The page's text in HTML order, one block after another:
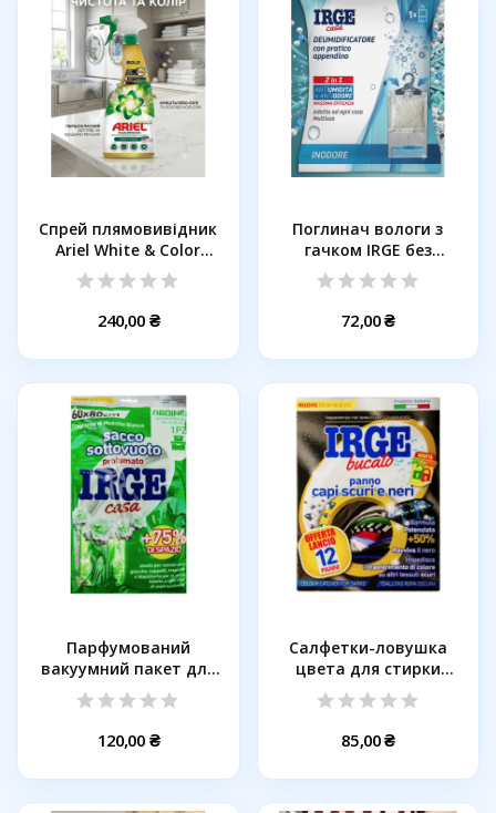
Спрей плямовивідник
Ariel White & Color
Gold,...
240,00 ₴
Поглинач вологи з
гачком IRGE без
аромату, 500...
72,00 ₴
Парфумований
вакуумний пакет для
одягу IRGE...
120,00 ₴
Салфетки-ловушка
цвета для стирки
черных вещей...
85,00 ₴